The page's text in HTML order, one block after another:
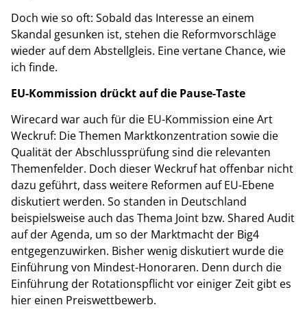
Doch wie so oft: Sobald das Interesse an einem
Skandal gesunken ist, stehen die Reformvorschläge
wieder auf dem Abstellgleis. Eine vertane Chance, wie
ich finde.
EU-Kommission drückt auf die Pause-Taste
Wirecard war auch für die EU-Kommission eine Art
Weckruf: Die Themen Marktkonzentration sowie die
Qualität der Abschlussprüfung sind die relevanten
Themenfelder. Doch dieser Weckruf hat offenbar nicht
dazu geführt, dass weitere Reformen auf EU-Ebene
diskutiert werden. So standen in Deutschland
beispielsweise auch das Thema Joint bzw. Shared Audit
auf der Agenda, um so der Marktmacht der Big4
entgegenzuwirken. Bisher wenig diskutiert wurde die
Einführung von Mindest-Honoraren. Denn durch die
Einführung der Rotationspflicht vor einiger Zeit gibt es
hier einen Preiswettbewerb.